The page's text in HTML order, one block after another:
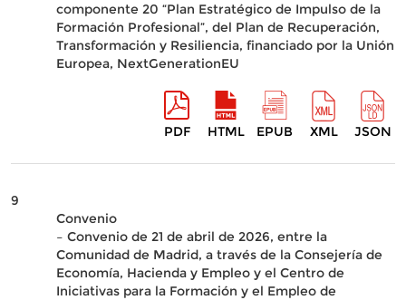
componente 20 “Plan Estratégico de Impulso de la
Formación Profesional”, del Plan de Recuperación,
Transformación y Resiliencia, financiado por la Unión
Europea, NextGenerationEU
PDF HTML EPUB XML JSON
9
Convenio
– Convenio de 21 de abril de 2026, entre la
Comunidad de Madrid, a través de la Consejería de
Economía, Hacienda y Empleo y el Centro de
Iniciativas para la Formación y el Empleo de